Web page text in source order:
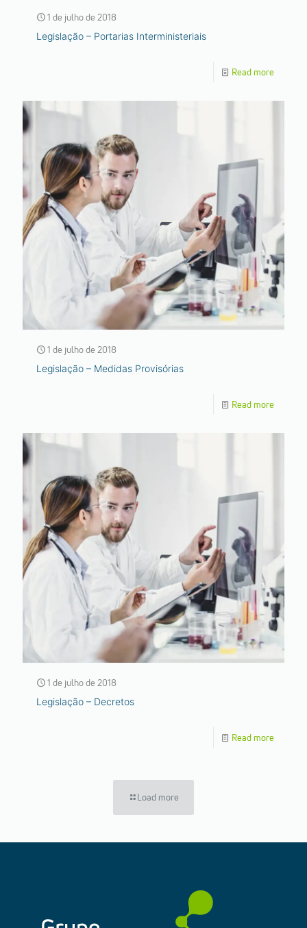
1 de julho de 2018
Legislação – Portarias Interministeriais
Read more
1 de julho de 2018
Legislação – Medidas Provisórias
Read more
1 de julho de 2018
Legislação – Decretos
Read more
Load more